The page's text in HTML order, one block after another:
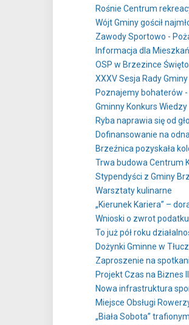
Rośnie Centrum
Wójt Gminy gościł
Zawody Sportowo -
Informacja dla
OSP w Brzezince
XXXV Sesja Rady
Poznajemy bohaterów
Gminny Konkurs
Ryba naprawia się od
Dofinansowanie na
Brzeźnica pozyskała
Trwa budowa Centrum
Stypendyści z Gminy
Warsztaty kulinarne
„Kierunek Kariera” –
Wnioski o zwrot
To już pół roku
Dożynki Gminne w
Zaproszenie na
Projekt Czas na Biznes II
Nowa infrastruktura
Miejsce Obsługi
„Biała Sobota”